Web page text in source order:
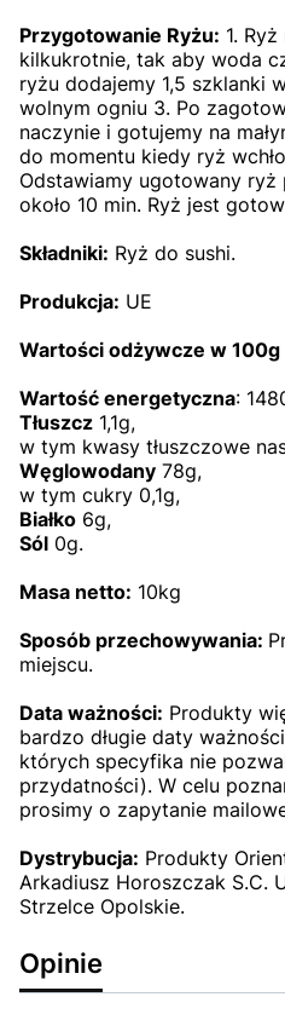
Przygotowanie Ryżu: 1.
kilkukrotnie, tak aby woda
ryżu dodajemy 1,5 szklanki
wolnym ogniu 3. Po
naczynie i gotujemy na
do momentu kiedy ryż
Odstawiamy ugotowany
około 10 min. Ryż jest
Składniki: Ryż do sushi.
Produkcja: UE
Wartości odżywcze w
Wartość energetyczna:
Tłuszcz 1,1g,
w tym kwasy tłuszczowe
Węglowodany 78g,
w tym cukry 0,1g,
Białko 6g,
Sól 0g.
Masa netto: 10kg
Sposób przechowywania:
miejscu.
Data ważności: Produkty
bardzo długie daty
których specyfika nie
przydatności). W celu
prosimy o zapytanie
Dystrybucja: Produkty
Arkadiusz Horoszczak S.C.
Strzelce Opolskie.
Opinie